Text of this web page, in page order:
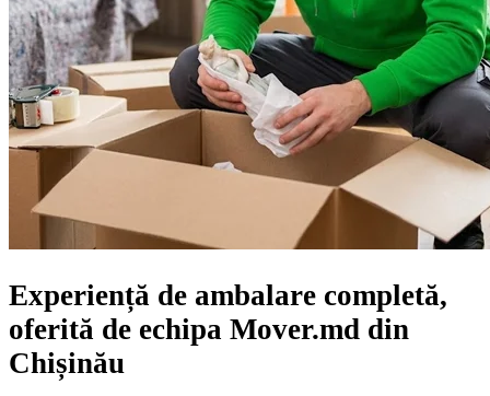
Experiență de ambalare completă,
oferită de echipa Mover.md din
Chișinău